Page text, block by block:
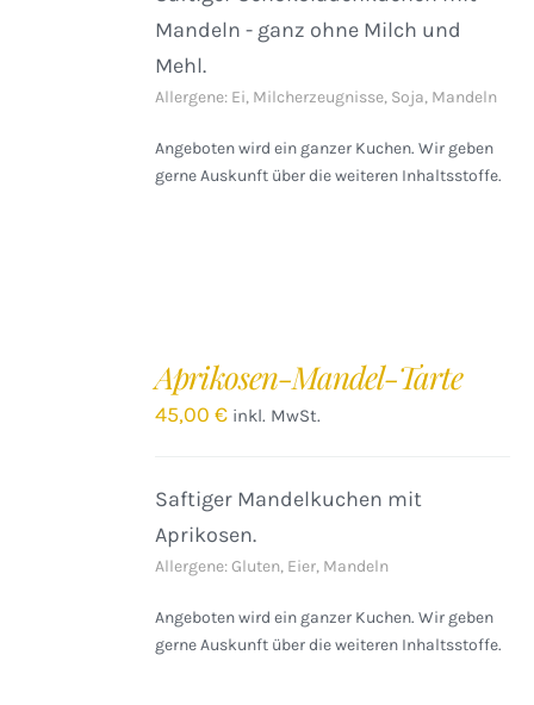
Mandeln - ganz ohne Milch und
Mehl.
Allergene: Ei, Milcherzeugnisse, Soja, Mandeln
Angeboten wird ein ganzer Kuchen. Wir geben
gerne Auskunft über die weiteren Inhaltsstoffe.
Aprikosen-Mandel-Tarte
45,00€ inkl. MwSt.
Saftiger Mandelkuchen mit
Aprikosen.
Allergene: Gluten, Eier, Mandeln
Angeboten wird ein ganzer Kuchen. Wir geben
gerne Auskunft über die weiteren Inhaltsstoffe.